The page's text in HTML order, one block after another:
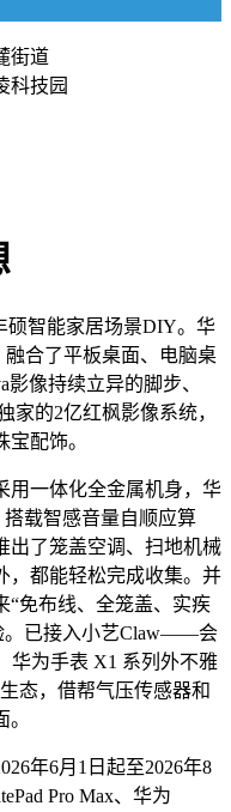
街道
科技园
智能家居场景DIY。华
合了平板桌面、电脑桌
像持续立异的脚步、
家的2亿红枫影像系统，
配饰。
一体化全金属机身，华
搭载智感音量自顺应算
出了笼盖空调、扫地机械
，都能轻松完成收集。并
“免布线、全笼盖、实疾
。已接入小艺Claw——会
华为手表 X1 系列外不雅
态，借帮气压传感器和
年6月1日起至2026年8
Pro Max、华为